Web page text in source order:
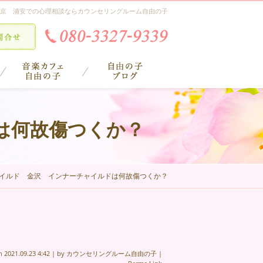
浦安での心理相談ならカウンセリングルーム自由の子
故傷つくか？
ルド 金沢 インナーチャイルドは何故傷つくか？
2021.09.23 4:42 | by カウンセリングルーム自由の子 |